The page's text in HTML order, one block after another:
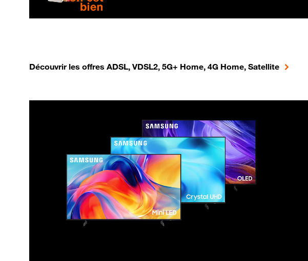
Découvrir les offres ADSL, VDSL2, 5G+ Home, 4G Home, Satellite